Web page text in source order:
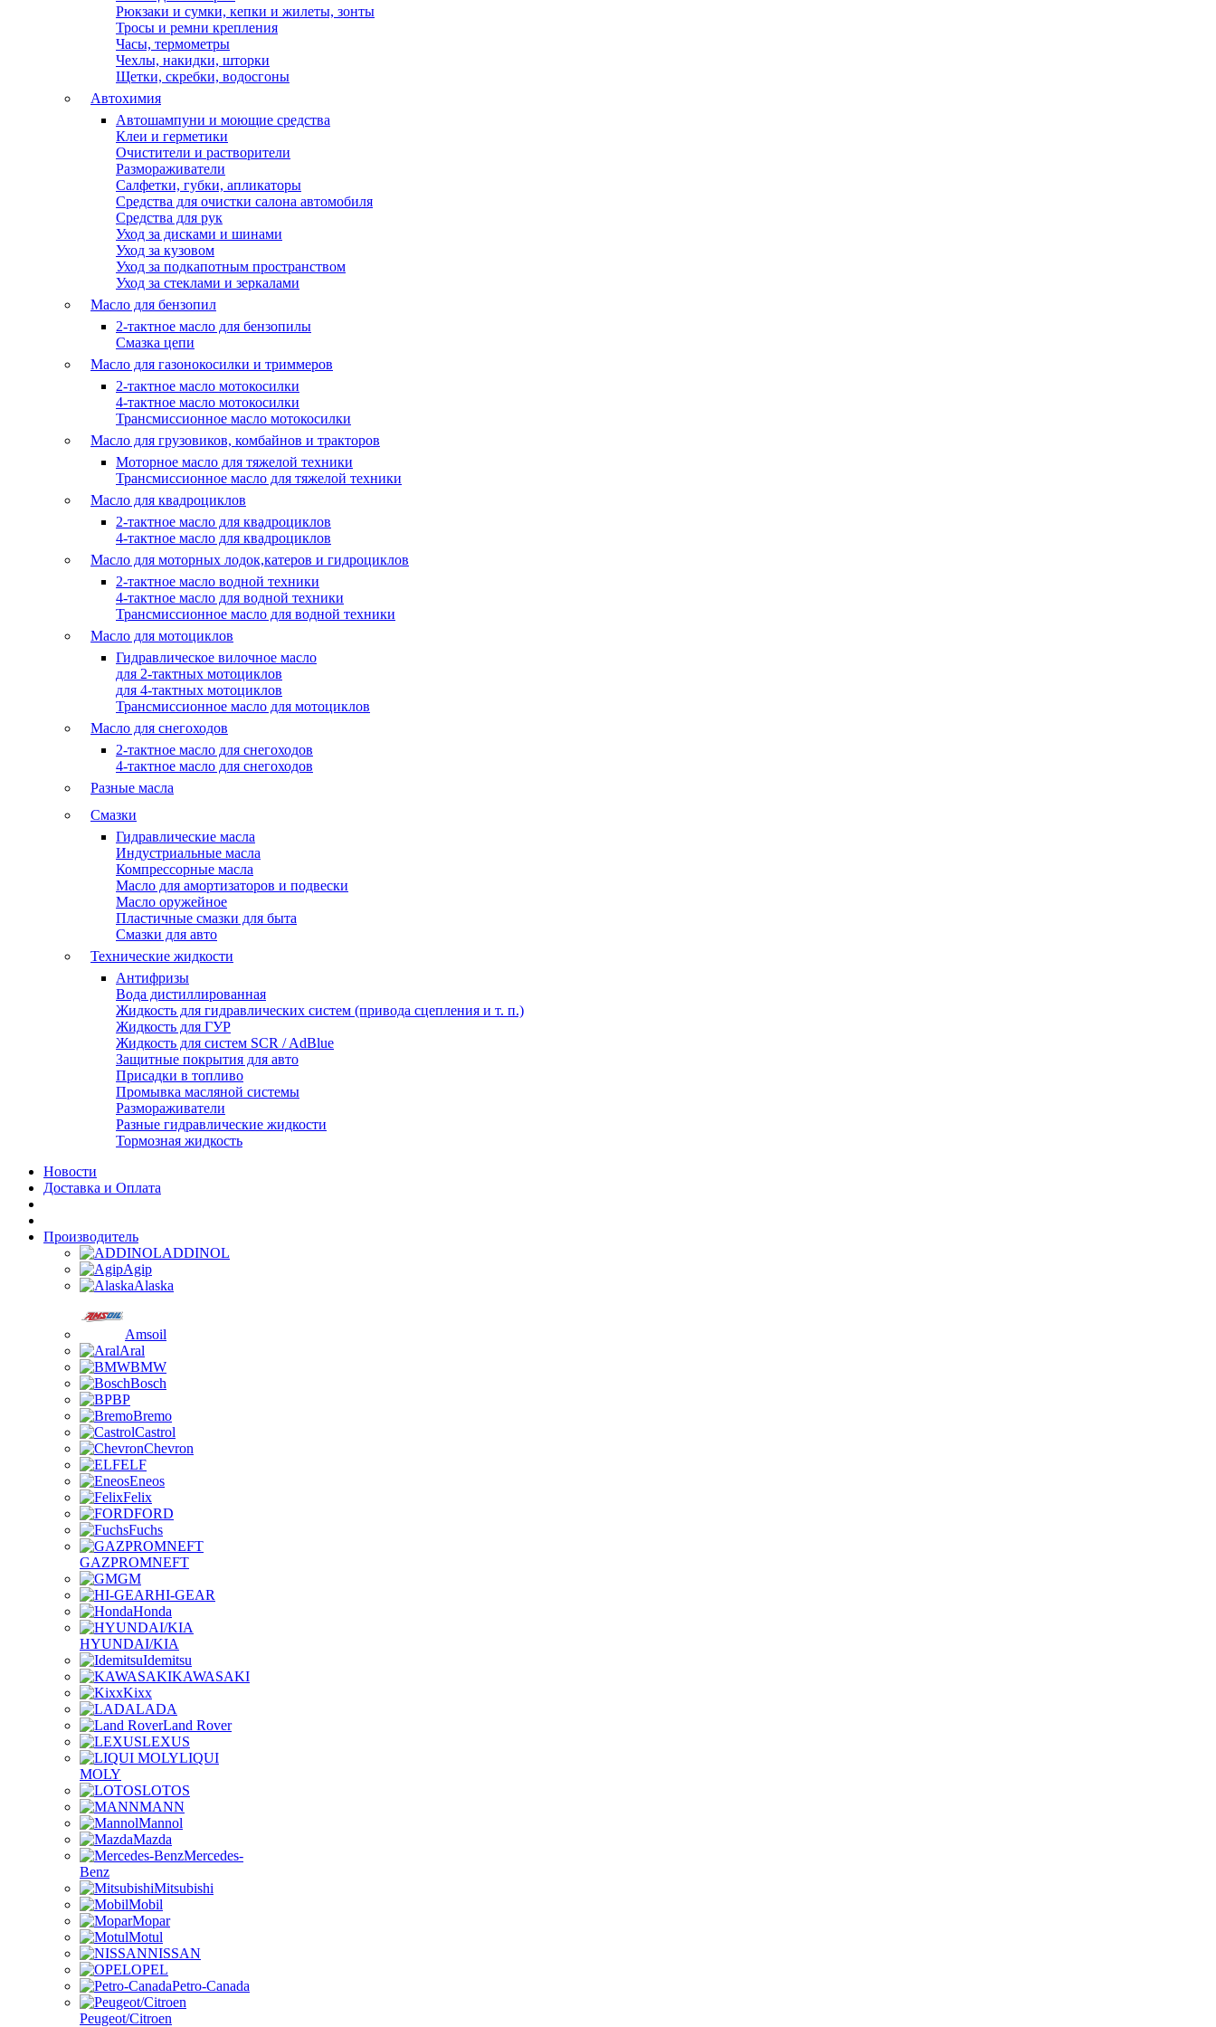
Рюкзаки и сумки, кепки и жилеты, зонты
Тросы и ремни крепления
Часы, термометры
Чехлы, накидки, шторки
Щетки, скребки, водосгоны
Автохимия
Автошампуни и моющие средства
Клеи и герметики
Очистители и растворители
Размораживатели
Салфетки, губки, апликаторы
Средства для очистки салона автомобиля
Средства для рук
Уход за дисками и шинами
Уход за кузовом
Уход за подкапотным пространством
Уход за стеклами и зеркалами
Масло для бензопил
2-тактное масло для бензопилы
Cмазка цепи
Масло для газонокосилки и триммеров
2-тактное масло мотокосилки
4-тактное масло мотокосилки
Трансмиссионное масло мотокосилки
Масло для грузовиков, комбайнов и тракторов
Моторное масло для тяжелой техники
Трансмиссионное масло для тяжелой техники
Масло для квадроциклов
2-тактное масло для квадроциклов
4-тактное масло для квадроциклов
Масло для моторных лодок,катеров и гидроциклов
2-тактное масло водной техники
4-тактное масло для водной техники
Трансмиссионное масло для водной техники
Масло для мотоциклов
Гидравлическое вилочное масло
для 2-тактных мотоциклов
для 4-тактных мотоциклов
Трансмиссионное масло для мотоциклов
Масло для снегоходов
2-тактное масло для снегоходов
4-тактное масло для снегоходов
Разные масла
Смазки
Гидравлические масла
Индустриальные масла
Компрессорные масла
Масло для амортизаторов и подвески
Масло оружейное
Пластичные смазки для быта
Смазки для авто
Технические жидкости
Антифризы
Вода дистиллированная
Жидкость для гидравлических систем (привода сцепления и т. п.)
Жидкость для ГУР
Жидкость для систем SCR / AdBlue
Защитные покрытия для авто
Присадки в топливо
Промывка масляной системы
Размораживатели
Разные гидравлические жидкости
Тормозная жидкость
Новости
Доставка и Оплата
Производитель
ADDINOL
Agip
Alaska
Amsoil
Aral
BMW
Bosch
BP
Bremo
Castrol
Chevron
ELF
Eneos
Felix
FORD
Fuchs
GAZPROMNEFT
GM
HI-GEAR
Honda
HYUNDAI/KIA
Idemitsu
KAWASAKI
Kixx
LADA
Land Rover
LEXUS
LIQUI
MOLY
LOTOS
MANN
Mannol
Mazda
Mercedes-
Benz
Mitsubishi
Mobil
Mopar
Motul
NISSAN
OPEL
Petro-Canada
Peugeot/Citroen